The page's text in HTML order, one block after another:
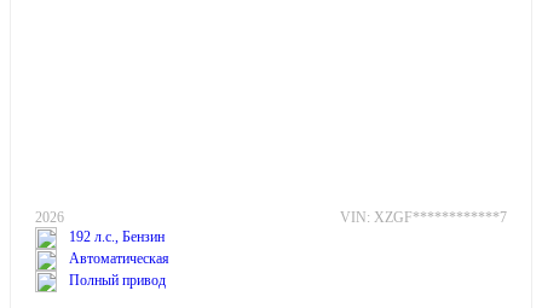
2026
VIN: XZGF************7
192 л.с., Бензин
Автоматическая
Полный привод